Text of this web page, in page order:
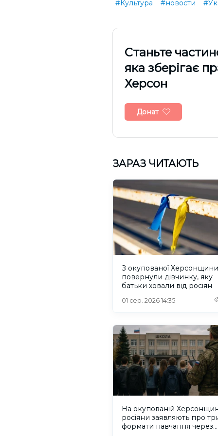
#Культура #новости
Cтаньте
яка зберігає
Херсон
Донат
ЗАРАЗ ЧИТАЮТЬ
З окупованої Херсонщини
повернули дівчинку, яку
батьки ховали від росіян
01 сер. 2026 14:35
На окупованій
росіяни заявляють про
формати навчання через